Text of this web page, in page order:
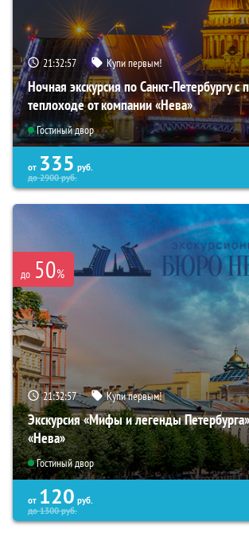
21:32:56 Купи первым!
Ночная экскурсия по Санкт-Петербургу с
теплоходе от компании «Нева»
Гостиный двор
от 335 руб.
до2900руб.
до 50%
21:32:56 Купи первым!
Экскурсия «Мифы и легенды
«Нева»
Гостиный двор
от 120 руб.
до1300руб.